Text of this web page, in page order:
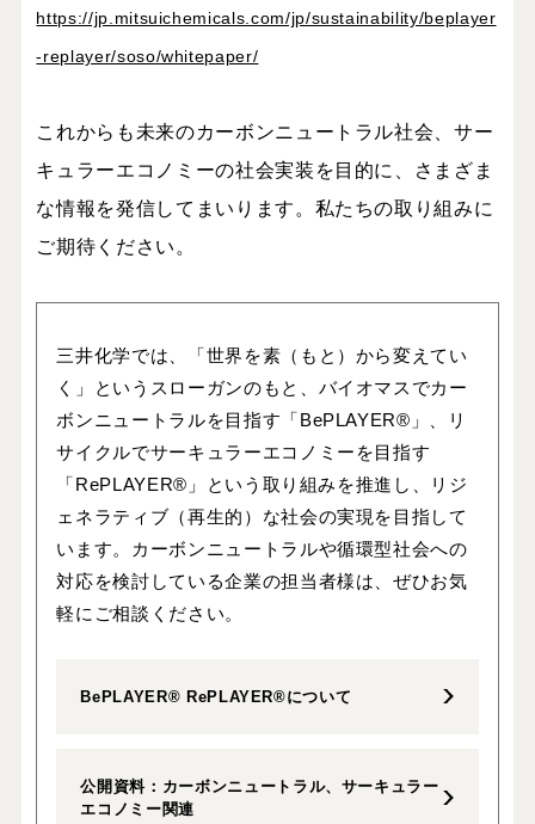
https://jp.mitsuichemicals.com/jp/sustainability/beplayer
-replayer/soso/whitepaper/
これからも未来のカーボンニュートラル社会、サー
キュラーエコノミーの社会実装を目的に、さまざま
な情報を発信してまいります。私たちの取り組みに
ご期待ください。
三井化学では、「世界を素（もと）から変えてい
く」というスローガンのもと、バイオマスでカー
ボンニュートラルを目指す「BePLAYER®」、リ
サイクルでサーキュラーエコノミーを目指す
「RePLAYER®」という取り組みを推進し、リジ
ェネラティブ（再生的）な社会の実現を目指して
います。カーボンニュートラルや循環型社会への
対応を検討している企業の担当者様は、ぜひお気
軽にご相談ください。
BePLAYER® RePLAYER®について
公開資料：カーボンニュートラル、サーキュラー
エコノミー関連